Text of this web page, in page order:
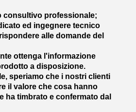
consultivo professionale;
ed ingegnere tecnico
alle domande del
ottenga l'informazione
a disposizione.
speriamo che i nostri clienti
il valore che cosa hanno
ha timbrato e confermato dal